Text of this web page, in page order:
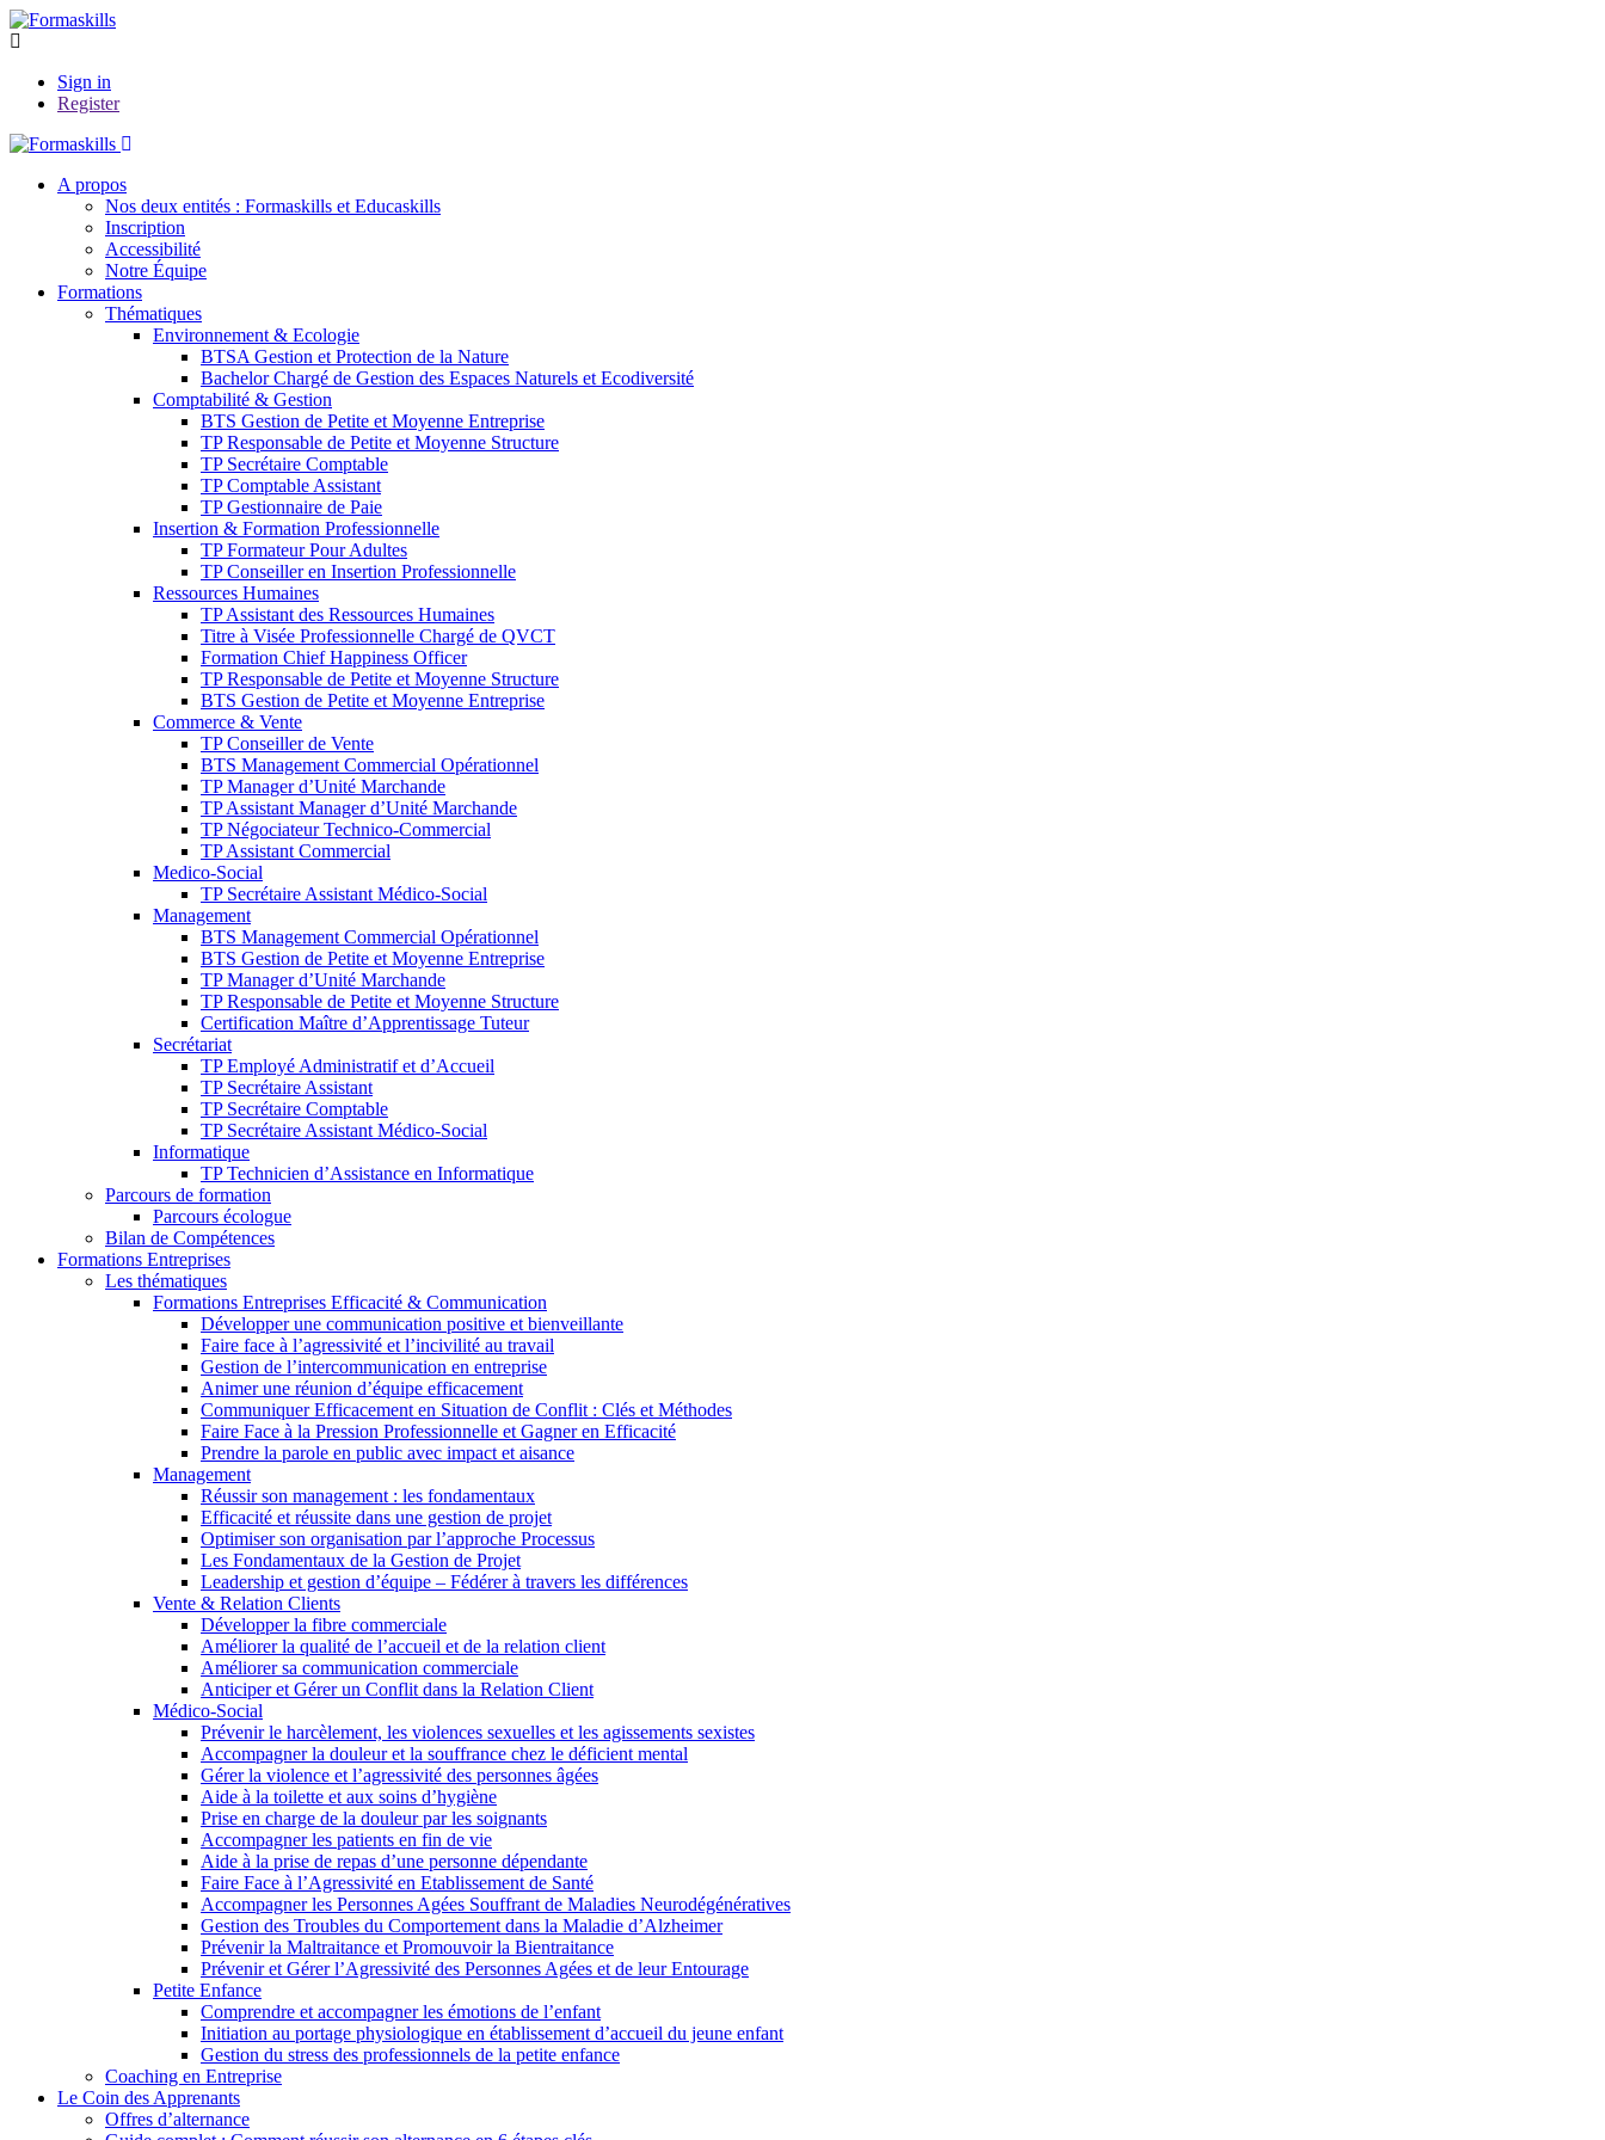
Sign in
Register
A propos
Nos deux entités : Formaskills et Educaskills
Inscription
Accessibilité
Notre Équipe
Formations
Thématiques
Environnement & Ecologie
BTSA Gestion et Protection de la Nature
Bachelor Chargé de Gestion des Espaces Naturels et Ecodiversité
Comptabilité & Gestion
BTS Gestion de Petite et Moyenne Entreprise
TP Responsable de Petite et Moyenne Structure
TP Secrétaire Comptable
TP Comptable Assistant
TP Gestionnaire de Paie
Insertion & Formation Professionnelle
TP Formateur Pour Adultes
TP Conseiller en Insertion Professionnelle
Ressources Humaines
TP Assistant des Ressources Humaines
Titre à Visée Professionnelle Chargé de QVCT
Formation Chief Happiness Officer
TP Responsable de Petite et Moyenne Structure
BTS Gestion de Petite et Moyenne Entreprise
Commerce & Vente
TP Conseiller de Vente
BTS Management Commercial Opérationnel
TP Manager d’Unité Marchande
TP Assistant Manager d’Unité Marchande
TP Négociateur Technico-Commercial
TP Assistant Commercial
Medico-Social
TP Secrétaire Assistant Médico-Social
Management
BTS Management Commercial Opérationnel
BTS Gestion de Petite et Moyenne Entreprise
TP Manager d’Unité Marchande
TP Responsable de Petite et Moyenne Structure
Certification Maître d’Apprentissage Tuteur
Secrétariat
TP Employé Administratif et d’Accueil
TP Secrétaire Assistant
TP Secrétaire Comptable
TP Secrétaire Assistant Médico-Social
Informatique
TP Technicien d’Assistance en Informatique
Parcours de formation
Parcours écologue
Bilan de Compétences
Formations Entreprises
Les thématiques
Formations Entreprises Efficacité & Communication
Développer une communication positive et bienveillante
Faire face à l’agressivité et l’incivilité au travail
Gestion de l’intercommunication en entreprise
Animer une réunion d’équipe efficacement
Communiquer Efficacement en Situation de Conflit : Clés et Méthodes
Faire Face à la Pression Professionnelle et Gagner en Efficacité
Prendre la parole en public avec impact et aisance
Management
Réussir son management : les fondamentaux
Efficacité et réussite dans une gestion de projet
Optimiser son organisation par l’approche Processus
Les Fondamentaux de la Gestion de Projet
Leadership et gestion d’équipe – Fédérer à travers les différences
Vente & Relation Clients
Développer la fibre commerciale
Améliorer la qualité de l’accueil et de la relation client
Améliorer sa communication commerciale
Anticiper et Gérer un Conflit dans la Relation Client
Médico-Social
Prévenir le harcèlement, les violences sexuelles et les agissements sexistes
Accompagner la douleur et la souffrance chez le déficient mental
Gérer la violence et l’agressivité des personnes âgées
Aide à la toilette et aux soins d’hygiène
Prise en charge de la douleur par les soignants
Accompagner les patients en fin de vie
Aide à la prise de repas d’une personne dépendante
Faire Face à l’Agressivité en Etablissement de Santé
Accompagner les Personnes Agées Souffrant de Maladies Neurodégénératives
Gestion des Troubles du Comportement dans la Maladie d’Alzheimer
Prévenir la Maltraitance et Promouvoir la Bientraitance
Prévenir et Gérer l’Agressivité des Personnes Agées et de leur Entourage
Petite Enfance
Comprendre et accompagner les émotions de l’enfant
Initiation au portage physiologique en établissement d’accueil du jeune enfant
Gestion du stress des professionnels de la petite enfance
Coaching en Entreprise
Le Coin des Apprenants
Offres d’alternance